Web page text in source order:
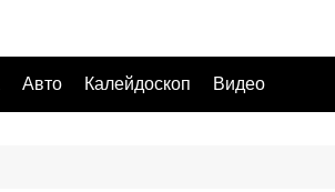
Авто Калейдоскоп Видео